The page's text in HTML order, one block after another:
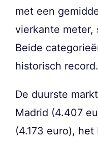
met een
vierkante meter,
Beide
historisch record.
De duurste
Madrid (4.407
(4.173 euro),